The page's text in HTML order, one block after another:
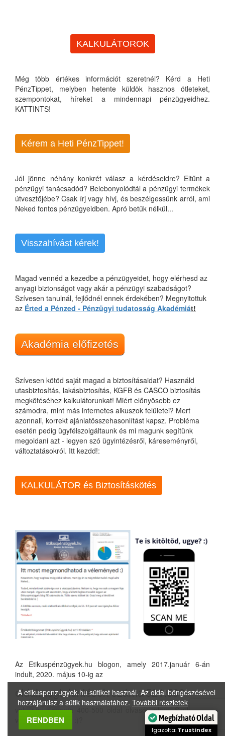
KALKULÁTOROK
Még több értékes információt szeretnél? Kérd a Heti
PénzTippet, melyben hetente küldök hasznos ötleteket,
szempontokat, híreket a mindennapi pénzügyeidhez.
KATTINTS!
Kérem a Heti PénzTippet!
Jól jönne néhány konkrét válasz a kérdéseidre? Eltűnt a
pénzügyi tanácsadód? Belebonyolódtál a pénzügyi termékek
útvesztőjébe? Csak írj vagy hívj, és beszélgessünk arról, ami
Neked fontos pénzügyeidben. Apró betűk nélkül...
Visszahívást kérek!
Magad vennéd a kezedbe a pénzügyeidet, hogy elérhesd az
anyagi biztonságot vagy akár a pénzügyi szabadságot?
Szívesen tanulnál, fejlődnél ennek érdekében? Megnyitottuk
az Érted a Pénzed - Pénzügyi tudatosság Akadémiát!
Akadémia előfizetés
Szívesen kötöd saját magad a biztosításaidat? Használd
utasbiztosítás, lakásbiztosítás, KGFB és CASCO biztosítás
megkötéséhez kalkulátorunkat! Miért előnyösebb ez
számodra, mint más internetes alkuszok felületei? Mert
azonnali, korrekt ajánlatösszehasonlítást kapsz. Probléma
esetén pedig ügyfélszolgáltaunk és mi magunk segítünk
megoldani azt - legyen szó ügyintézésről, káreseményről,
változtatásokról. Itt kezdd!:
KALKULÁTOR és Biztosításkötés
Az Etikuspénzügyek.hu blogon, amely 2017.január 6-án
indult, 2020. május 10-ig az
oldalmegtekintések száma521.599
volt, ami naponta 400-500 oldal olvasót jelent. Szükséged
van ránk Neked is :)?
A etikuspenzugyek.hu sütiket használ. Az oldal böngészésével
hozzájárulsz a sütik használatához. További részletek
RENDBEN Megbízható Oldal
Igazolta: Trustindex